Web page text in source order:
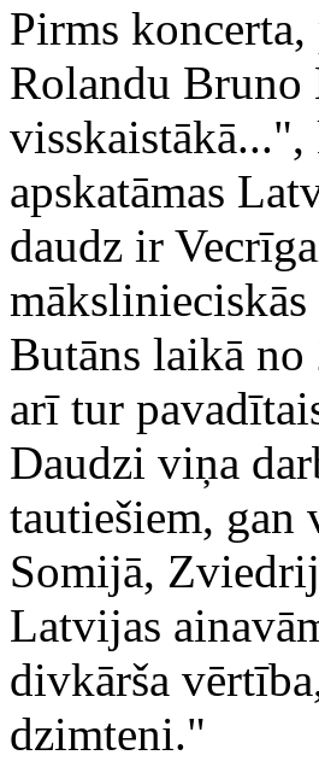
Pirms
Rolandu
visskaistākā...",
apskatāmas
daudz ir
Butāns laikā
arī tur
Daudzi viņa
tautiešiem, gan
Somijā,
Latvijas
divkārša
dzimteni."